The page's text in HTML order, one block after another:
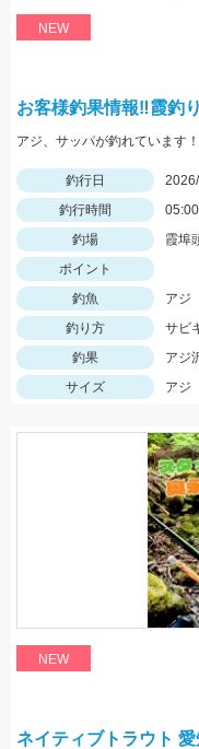
NEW
お客様釣果情報‼霞釣
アジ、サッパが釣れています！
釣行日
釣行時間
釣場
霞埠
ポイント
釣魚
アジ
釣り方
サビ
釣果
アジ
サイズ
アジ
NEW
ネイティブトラウト